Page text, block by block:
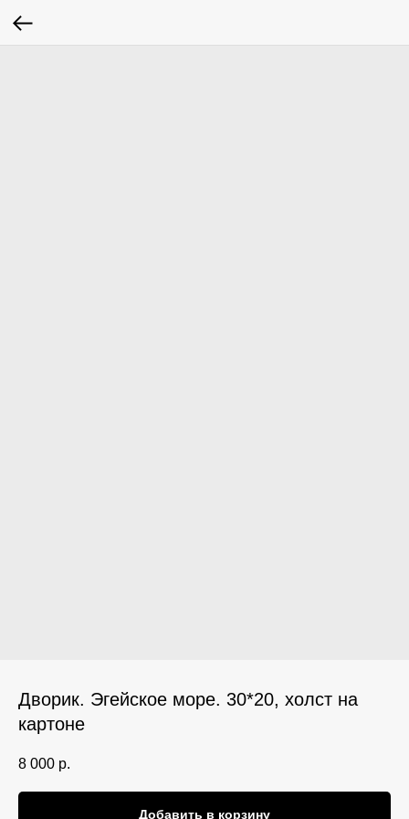
Дворик. Эгейское море. 30*20, холст на
картоне
8 000 р.
Добавить в корзину